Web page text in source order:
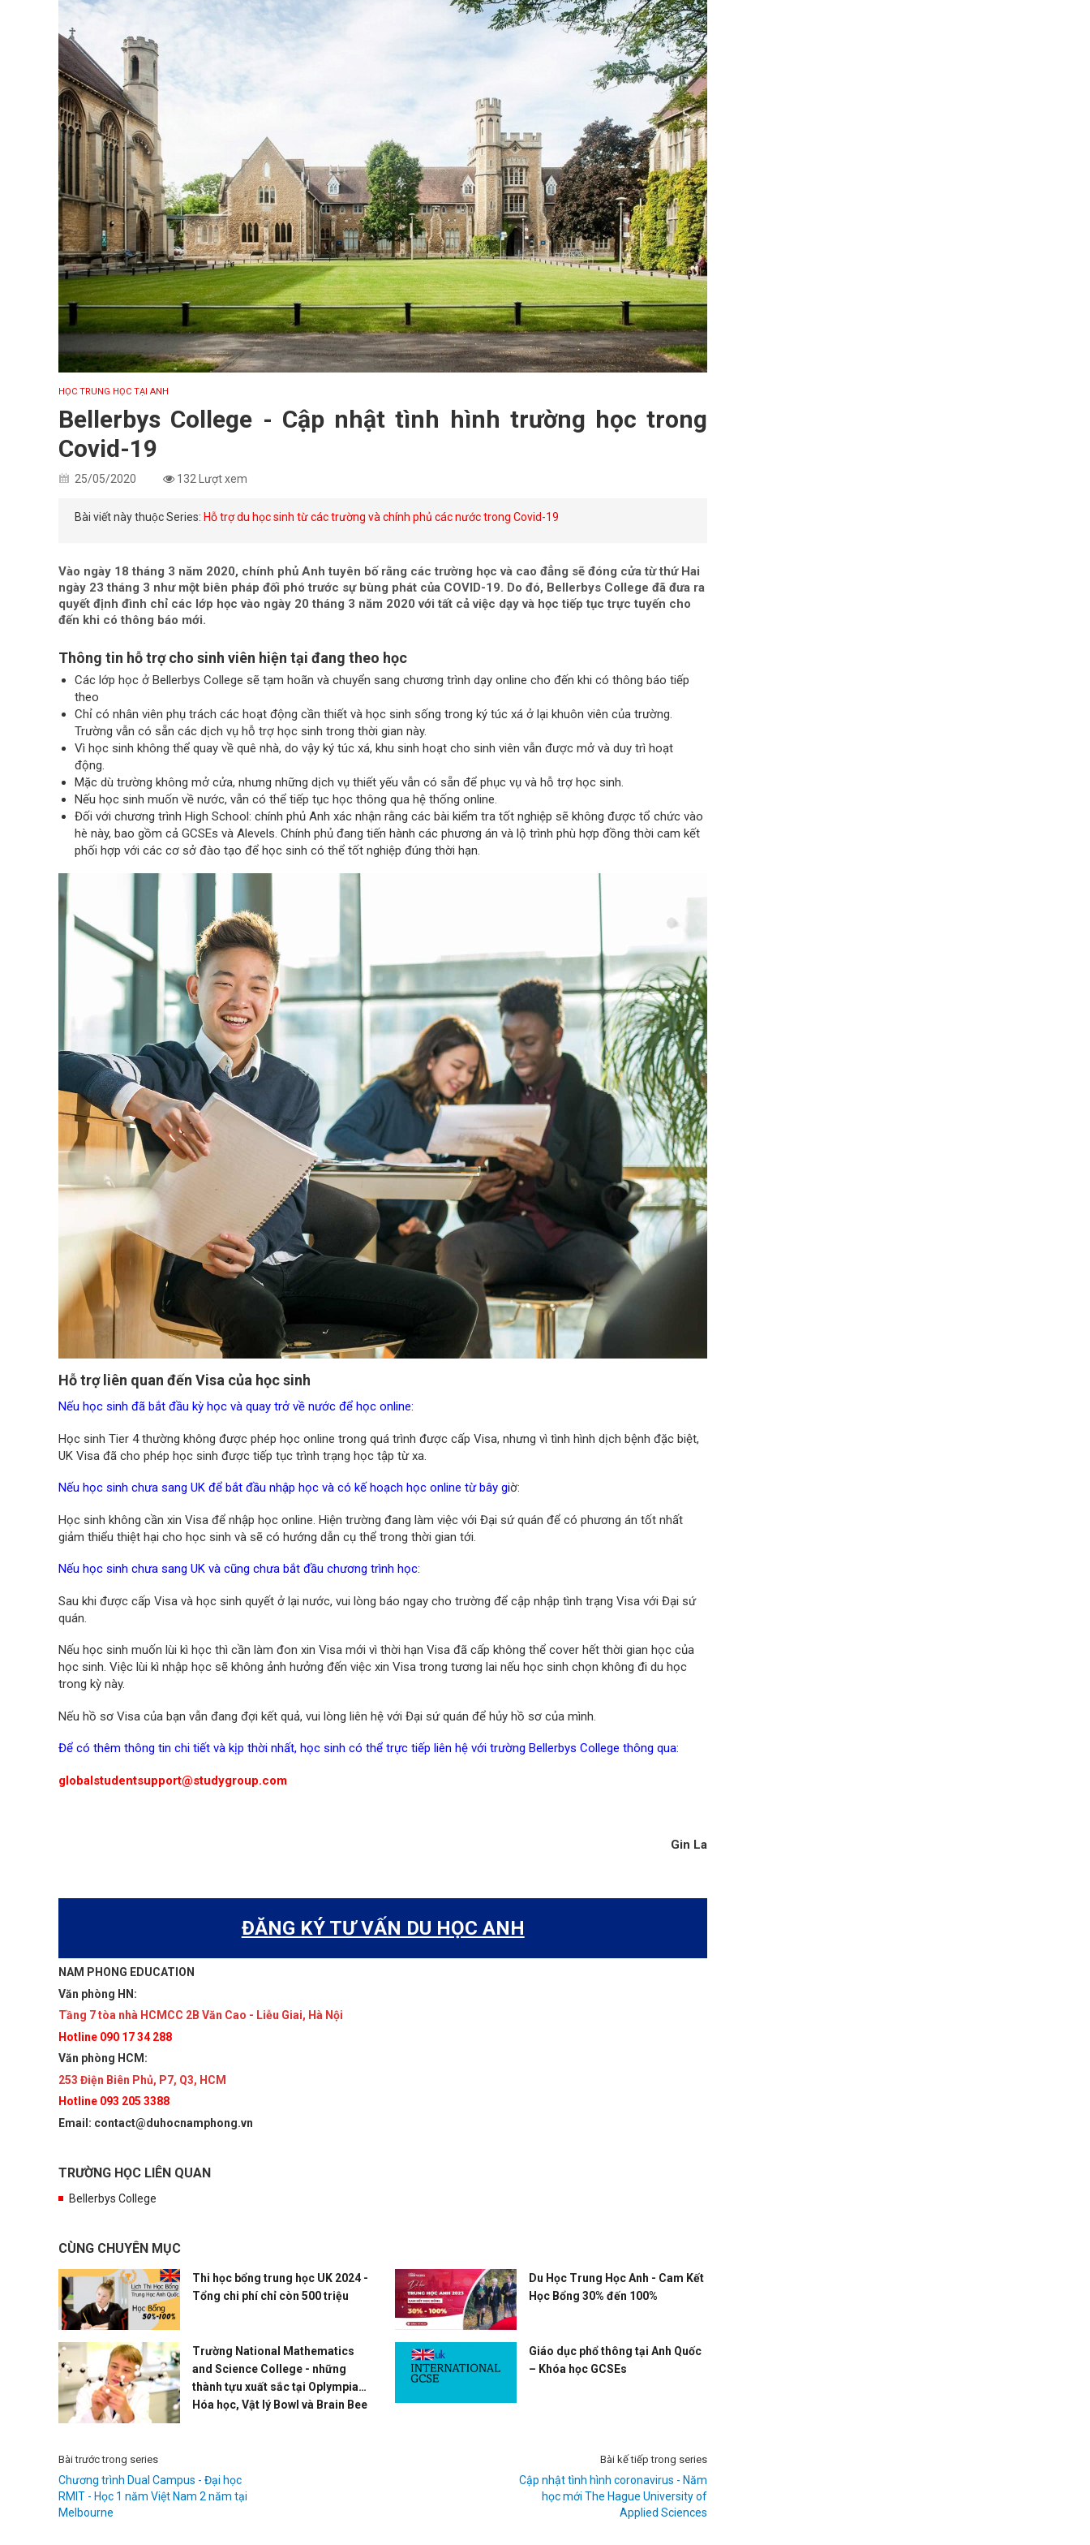
HỌC TRUNG HỌC TẠI ANH
Bellerbys College - Cập nhật tình hình trường học trong
Covid-19
25/05/2020 132 Lượt xem
Bài viết này thuộc Series: Hỗ trợ du học sinh từ các trường và chính phủ các nước trong Covid-19
Vào ngày 18 tháng 3 năm 2020, chính phủ Anh tuyên bố rằng các trường học và cao đẳng sẽ đóng cửa từ thứ Hai
ngày 23 tháng 3 như một biên pháp đối phó trước sự bùng phát của COVID-19. Do đó, Bellerbys College đã đưa ra
quyết định đình chỉ các lớp học vào ngày 20 tháng 3 năm 2020 với tất cả việc dạy và học tiếp tục trực tuyến cho
đến khi có thông báo mới.
Thông tin hỗ trợ cho sinh viên hiện tại đang theo học
Các lớp học ở Bellerbys College sẽ tạm hoãn và chuyển sang chương trình dạy online cho đến khi có thông báo tiếp
theo
Chỉ có nhân viên phụ trách các hoạt động cần thiết và học sinh sống trong ký túc xá ở lại khuôn viên của trường.
Trường vẫn có sẵn các dịch vụ hỗ trợ học sinh trong thời gian này.
Vì học sinh không thể quay về quê nhà, do vậy ký túc xá, khu sinh hoạt cho sinh viên vẫn được mở và duy trì hoạt
động.
Mặc dù trường không mở cửa, nhưng những dịch vụ thiết yếu vẫn có sẵn để phục vụ và hỗ trợ học sinh.
Nếu học sinh muốn về nước, vẫn có thể tiếp tục học thông qua hệ thống online.
Đối với chương trình High School: chính phủ Anh xác nhận rằng các bài kiểm tra tốt nghiệp sẽ không được tổ chức vào
hè này, bao gồm cả GCSEs và Alevels. Chính phủ đang tiến hành các phương án và lộ trình phù hợp đồng thời cam kết
phối hợp với các cơ sở đào tạo để học sinh có thể tốt nghiệp đúng thời hạn.
Hỗ trợ liên quan đến Visa của học sinh
Nếu học sinh đã bắt đầu kỳ học và quay trở về nước để học online:
Học sinh Tier 4 thường không được phép học online trong quá trình được cấp Visa, nhưng vì tình hình dịch bệnh đặc biệt,
UK Visa đã cho phép học sinh được tiếp tục trình trạng học tập từ xa.
Nếu học sinh chưa sang UK để bắt đầu nhập học và có kế hoạch học online từ bây giờ:
Học sinh không cần xin Visa để nhập học online. Hiện trường đang làm việc với Đại sứ quán để có phương án tốt nhất
giảm thiểu thiệt hại cho học sinh và sẽ có hướng dẫn cụ thể trong thời gian tới.
Nếu học sinh chưa sang UK và cũng chưa bắt đầu chương trình học:
Sau khi được cấp Visa và học sinh quyết ở lại nước, vui lòng báo ngay cho trường để cập nhập tình trạng Visa với Đại sứ
quán.
Nếu học sinh muốn lùi kì học thì cần làm đon xin Visa mới vì thời hạn Visa đã cấp không thể cover hết thời gian học của
học sinh. Việc lùi kì nhập học sẽ không ảnh hưởng đến việc xin Visa trong tương lai nếu học sinh chọn không đi du học
trong kỳ này.
Nếu hồ sơ Visa của bạn vẫn đang đợi kết quả, vui lòng liên hệ với Đại sứ quán để hủy hồ sơ của mình.
Để có thêm thông tin chi tiết và kịp thời nhất, học sinh có thể trực tiếp liên hệ với trường Bellerbys College thông qua:
globalstudentsupport@studygroup.com
Gin La
ĐĂNG KÝ TƯ VẤN DU HỌC ANH
NAM PHONG EDUCATION
Văn phòng HN:
Tầng 7 tòa nhà HCMCC 2B Văn Cao - Liễu Giai, Hà Nội
Hotline 090 17 34 288
Văn phòng HCM:
253 Điện Biên Phủ, P7, Q3, HCM
Hotline 093 205 3388
Email: contact@duhocnamphong.vn
TRƯỜNG HỌC LIÊN QUAN
Bellerbys College
CÙNG CHUYÊN MỤC
Thi học bổng trung học UK 2024 -
Tổng chi phí chỉ còn 500 triệu
Du Học Trung Học Anh - Cam Kết
Học Bổng 30% đến 100%
Trường National Mathematics
and Science College - những
thành tựu xuất sắc tại Oplympiad
Hóa học, Vật lý Bowl và Brain Bee
Giáo dục phổ thông tại Anh Quốc
– Khóa học GCSEs
Bài trước trong series
Chương trình Dual Campus - Đại học
RMIT - Học 1 năm Việt Nam 2 năm tại
Melbourne
Bài kế tiếp trong series
Cập nhật tình hình coronavirus - Năm
học mới The Hague University of
Applied Sciences